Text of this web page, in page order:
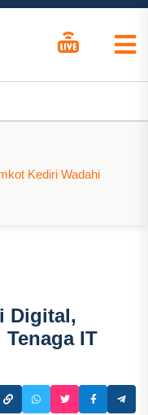
Kediri Wadahi
Digital,
IT